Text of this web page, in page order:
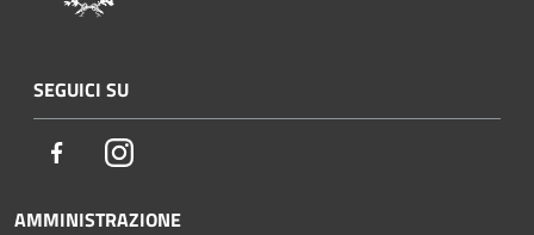
SEGUICI SU
FacebookInstagram
AMMINISTRAZIONE